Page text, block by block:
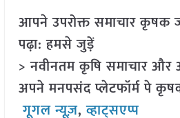
आपने उपरोक्त समाचार कृषक
पढ़ा: हमसे जुड़ें
> नवीनतम कृषि समाचार
अपने मनपसंद प्लेटफॉर्म पे
गूगल न्यूज़,व्हाट्सएप्प